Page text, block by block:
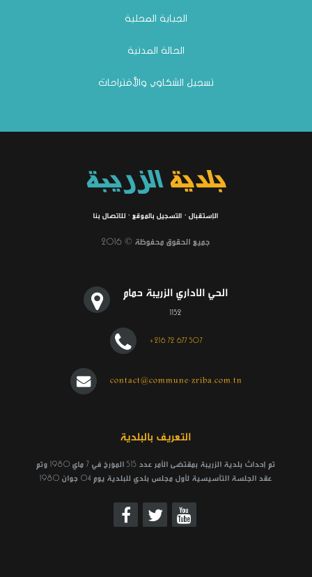
الجباية المحلية
الحالة المدنية
تسجيل الشكاوي والأقتراحات
بلديةالزريبة
للاتصال بنا · التسجيل بالموقع · الإستقبال
جميع الحقوق محفوظة © 2016
الحي الاداري الزريبة حمام
1152
+216 72 677 507
contact@commune-zriba.com.tn
التعريف بالبلدية
تم إحداث بلدية الزريبة بمقتضى الأمر عدد 515 المؤرخ في 7 ماي 1980 وتم
عقد الجلسة التأسيسية لأول مجلس بلدي للبلدية يوم 04 جوان 1980